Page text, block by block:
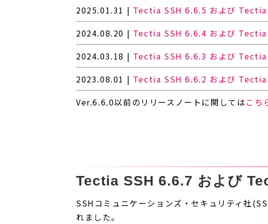
2025.01.31 | Tectia SSH 6.6.5 および
2024.08.20 | Tectia SSH 6.6.4 および
2024.03.18 | Tectia SSH 6.6.3 および
2023.08.01 | Tectia SSH 6.6.2 および
Ver.6.6.0以前のリリースノートに関してはこち
Tectia SSH 6.6.7 および
SSHコミュニケーションズ・セキュリティ社
れました。